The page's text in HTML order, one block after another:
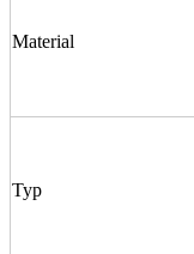
Material
Typ